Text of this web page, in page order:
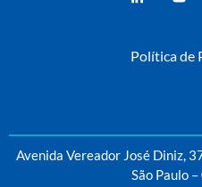
Política de
Avenida Vereador José Diniz,
São Paulo